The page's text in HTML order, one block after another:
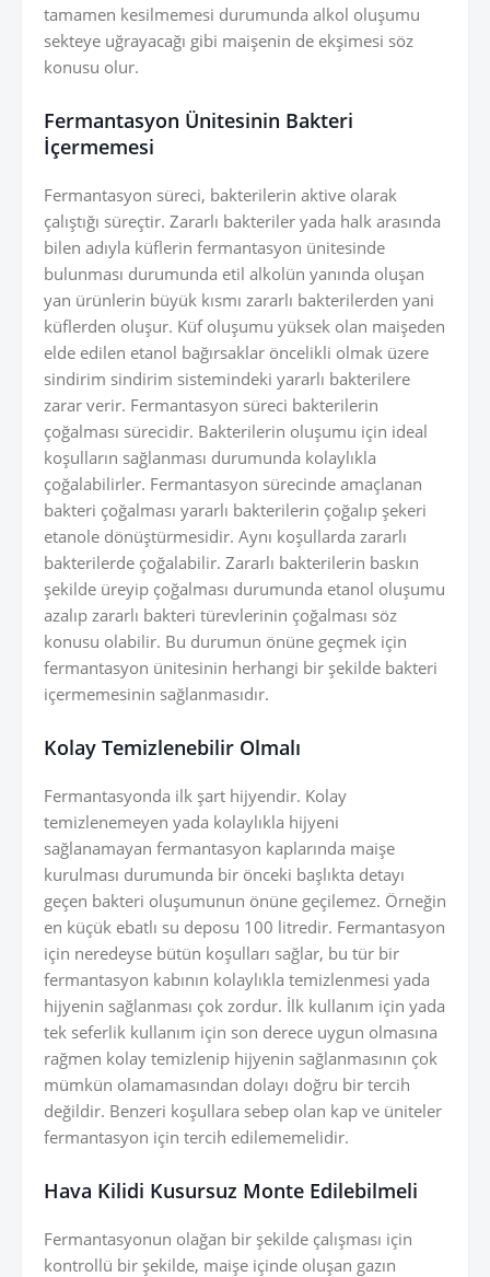
tamamen kesilmemesi durumunda alkol oluşumu
sekteye uğrayacağı gibi maişenin de ekşimesi söz
konusu olur.
Fermantasyon Ünitesinin Bakteri
İçermemesi
Fermantasyon süreci, bakterilerin aktive olarak
çalıştığı süreçtir. Zararlı bakteriler yada halk arasında
bilen adıyla küflerin fermantasyon ünitesinde
bulunması durumunda etil alkolün yanında oluşan
yan ürünlerin büyük kısmı zararlı bakterilerden yani
küflerden oluşur. Küf oluşumu yüksek olan maişeden
elde edilen etanol bağırsaklar öncelikli olmak üzere
sindirim sindirim sistemindeki yararlı bakterilere
zarar verir. Fermantasyon süreci bakterilerin
çoğalması sürecidir. Bakterilerin oluşumu için ideal
koşulların sağlanması durumunda kolaylıkla
çoğalabilirler. Fermantasyon sürecinde amaçlanan
bakteri çoğalması yararlı bakterilerin çoğalıp şekeri
etanole dönüştürmesidir. Aynı koşullarda zararlı
bakterilerde çoğalabilir. Zararlı bakterilerin baskın
şekilde üreyip çoğalması durumunda etanol oluşumu
azalıp zararlı bakteri türevlerinin çoğalması söz
konusu olabilir. Bu durumun önüne geçmek için
fermantasyon ünitesinin herhangi bir şekilde bakteri
içermemesinin sağlanmasıdır.
Kolay Temizlenebilir Olmalı
Fermantasyonda ilk şart hijyendir. Kolay
temizlenemeyen yada kolaylıkla hijyeni
sağlanamayan fermantasyon kaplarında maişe
kurulması durumunda bir önceki başlıkta detayı
geçen bakteri oluşumunun önüne geçilemez. Örneğin
en küçük ebatlı su deposu 100 litredir. Fermantasyon
için neredeyse bütün koşulları sağlar, bu tür bir
fermantasyon kabının kolaylıkla temizlenmesi yada
hijyenin sağlanması çok zordur. İlk kullanım için yada
tek seferlik kullanım için son derece uygun olmasına
rağmen kolay temizlenip hijyenin sağlanmasının çok
mümkün olamamasından dolayı doğru bir tercih
değildir. Benzeri koşullara sebep olan kap ve üniteler
fermantasyon için tercih edilememelidir.
Hava Kilidi Kusursuz Monte Edilebilmeli
Fermantasyonun olağan bir şekilde çalışması için
kontrollü bir şekilde, maişe içinde oluşan gazın